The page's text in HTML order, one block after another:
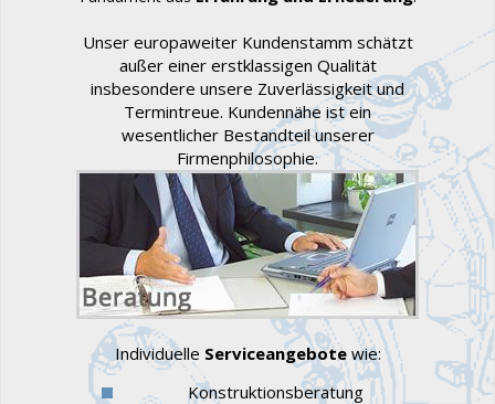
Unser europaweiter Kundenstamm schätzt
außer einer erstklassigen Qualität
insbesondere unsere Zuverlässigkeit und
Termintreue. Kundennähe ist ein
wesentlicher Bestandteil unserer
Firmenphilosophie.
Individuelle Serviceangebotewie:
Konstruktionsberatung